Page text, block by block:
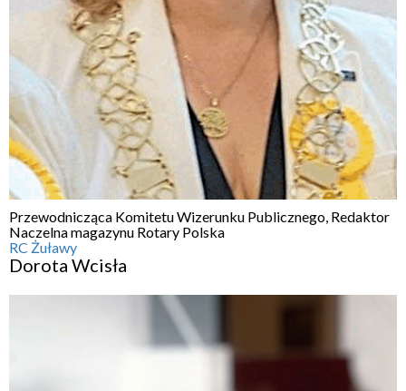
Przewodnicząca Komitetu Wizerunku Publicznego, Redaktor
Naczelna magazynu Rotary Polska
RC Żuławy
Dorota Wcisła